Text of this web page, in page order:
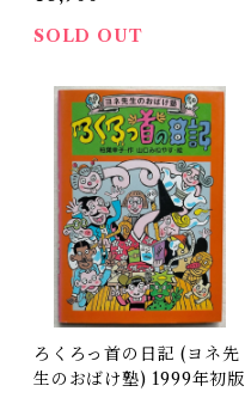
SOLD OUT
ろくろっ首の日記 (ヨネ先
生のおばけ塾) 1999年初版